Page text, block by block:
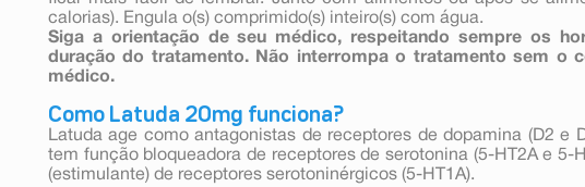
calorias). Engula o(s) comprimido(s) inteiro(s) com água.
Siga a orientação de seu médico, respeitando sempre os
duração do tratamento. Não interrompa o tratamento sem o
médico.
Como Latuda 20mg funciona?
Latuda age como antagonistas de receptores de dopamina (D2 e
tem função bloqueadora de receptores de serotonina (5-HT2A e 5-
(estimulante) de receptores serotoninérgicos (5-HT1A).